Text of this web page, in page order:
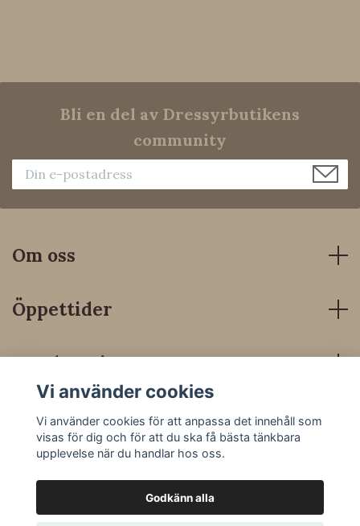
Bli en del av Dressyrbutikens
community
Om oss
Öppettider
Kundservice
Sociala medier
Vi använder cookies
Vi använder cookies för att anpassa det innehåll som
visas för dig och för att du ska få bästa tänkbara
upplevelse när du handlar hos oss.
Godkänn alla